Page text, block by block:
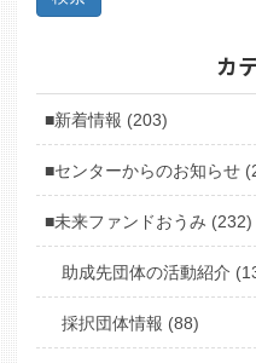
カ
■新着情報 (203)
■センターからのお知らせ
■未来ファンドおうみ (232)
助成先団体の活動紹介
採択団体情報 (88)